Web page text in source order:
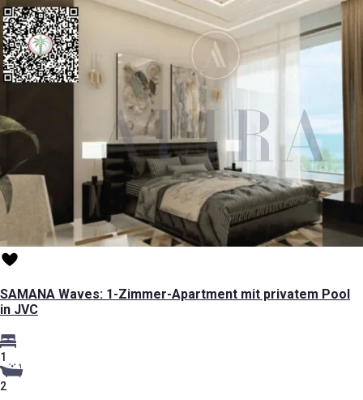
SAMANA Waves: 1-Zimmer-Apartment mit privatem Pool
in JVC
1
2